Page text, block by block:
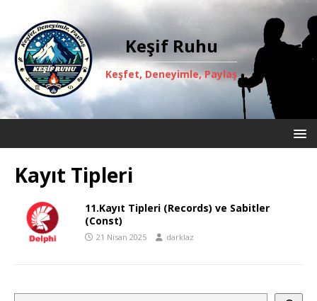
Keşif Ruhu
Keşfet, Deneyimle, Paylaş
Kayıt Tipleri
11.Kayıt Tipleri (Records) ve Sabitler
(Const)
21 Nisan 2025 darklaz